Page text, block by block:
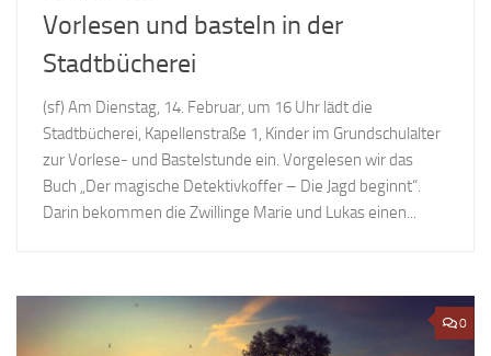
Vorlesen und basteln in der
Stadtbücherei
(sf) Am Dienstag, 14. Februar, um 16 Uhr lädt die
Stadtbücherei, Kapellenstraße 1, Kinder im Grundschulalter
zur Vorlese- und Bastelstunde ein. Vorgelesen wir das
Buch „Der magische Detektivkoffer – Die Jagd beginnt“.
Darin bekommen die Zwillinge Marie und Lukas einen...
0